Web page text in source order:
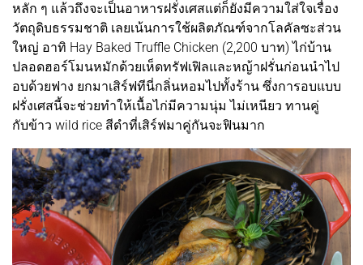
หลัก ๆ แล้วถึงจะเป็นอาหารฝรั่งเศสแต่ก็ยังมีความใส่ใจเรื่อง
วัตถุดิบธรรมชาติ เลยเน้นการใช้ผลิตภัณฑ์จากโลคัลซะส่วน
ใหญ่ อาทิ Hay Baked Truffle Chicken (2,200 บาท) ไก่บ้าน
ปลอดฮอร์โมนหมักด้วยเห็ดทรัฟเฟิลและหญ้าฝรั่นก่อนนำไป
อบด้วยฟาง ยกมาเสิร์ฟทีนี่กลิ่นหอมไปทั้งร้าน ซึ่งการอบแบบ
ฝรั่งเศสนี้จะช่วยทำให้เนื้อไก่มีความนุ่ม ไม่เหนียว ทานคู่
กับข้าว wild rice สีดำที่เสิร์ฟมาคู่กันจะฟินมาก